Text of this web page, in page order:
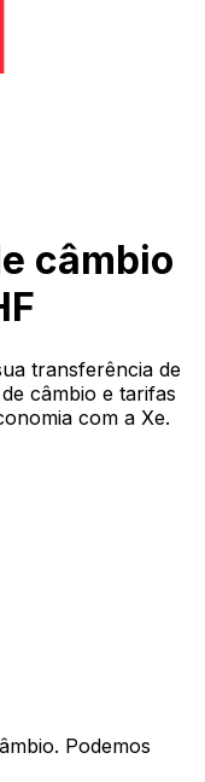
câmbio
transferência de
câmbio e tarifas
com a Xe.
Podemos